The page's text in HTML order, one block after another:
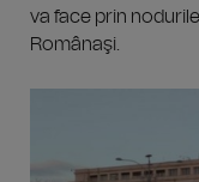
va face prin
Românaşi.